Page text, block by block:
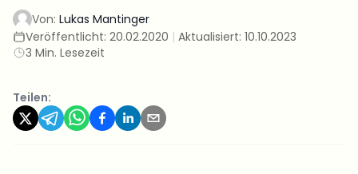
Von: Lukas Mantinger
Veröffentlicht: 20.02.2020 | Aktualisiert: 10.10.2023
3 Min. Lesezeit
Teilen: